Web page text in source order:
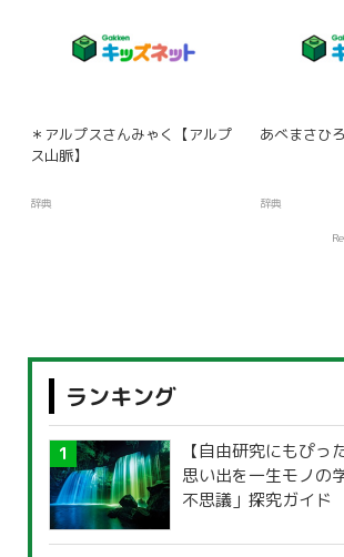
＊アルプスさんみゃく【アルプ
ス山脈】
辞典
あべまさひ
辞典
ランキング
【自由研究にもぴっ
思い出を一生モノの
不思議」探究ガイド